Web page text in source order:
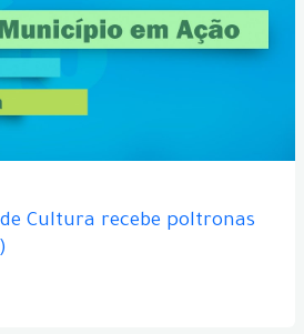
Cultura recebe poltronas